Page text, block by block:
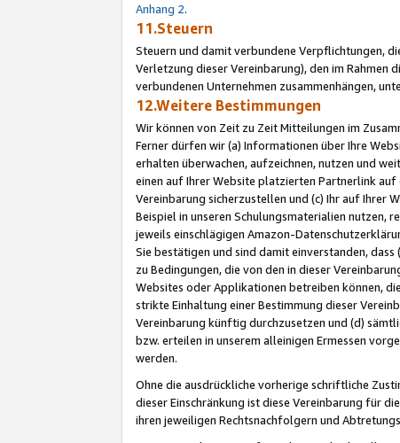
Anhang 2.
11.Steuern
Steuern und damit verbundene Verpflichtungen,
Verletzung dieser Vereinbarung), den im Rahmen
verbundenen Unternehmen zusammenhängen,
12.Weitere Bestimmungen
Wir können von Zeit zu Zeit Mitteilungen im
Ferner dürfen wir (a) Informationen über Ihre
erhalten überwachen, aufzeichnen, nutzen und
einen auf Ihrer Website platzierten Partnerlink auf
Vereinbarung sicherzustellen und (c) Ihr auf Ihrer
Beispiel in unseren Schulungsmaterialien nutzen,
jeweils einschlägigen Amazon-
Sie bestätigen und sind damit einverstanden,
zu Bedingungen, die von den in dieser
Websites oder Applikationen betreiben können,
strikte Einhaltung einer Bestimmung dieser
Vereinbarung künftig durchzusetzen und (d)
bzw. erteilen in unserem alleinigen Ermessen
werden.
Ohne die ausdrückliche vorherige schriftliche
dieser Einschränkung ist diese Vereinbarung für
ihren jeweiligen Rechtsnachfolgern und